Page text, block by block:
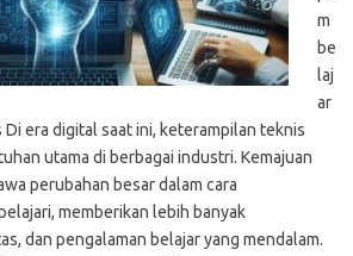
m
be
laj
ar
era digital saat ini, keterampilan teknis
utama di berbagai industri. Kemajuan
perubahan besar dalam cara
memberikan lebih banyak
dan pengalaman belajar yang mendalam.